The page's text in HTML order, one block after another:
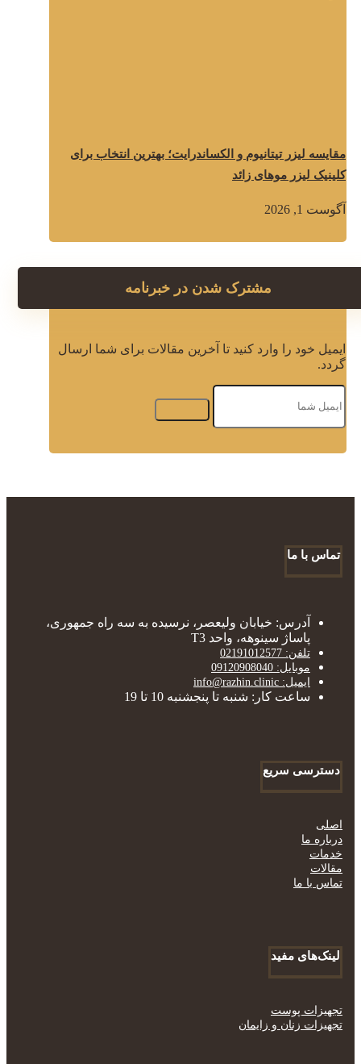
مقایسه لیزر تیتانیوم و الکساندرایت؛ بهترین انتخاب برای
کلینیک لیزر موهای زائد
آگوست 1, 2026
مشترک شدن در خبرنامه
ایمیل خود را وارد کنید تا آخرین مقالات برای شما ارسال
گردد.
تماس با ما
آدرس: خیابان ولیعصر، نرسیده به سه راه جمهوری،
پاساژ سینوهه، واحد T3
تلفن: 02191012577
موبایل: 09120908040
ایمیل: info@razhin.clinic
ساعت کار: شنبه تا پنجشنبه 10 تا 19
دسترسی سریع
اصلی
درباره ما
خدمات
مقالات
تماس با ما
لینک‌های مفید
تجهیزات پوست
تجهیزات زنان و زایمان